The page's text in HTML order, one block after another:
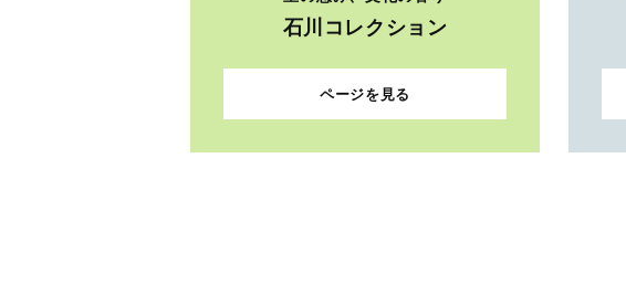
石川コレクション
ページを見る